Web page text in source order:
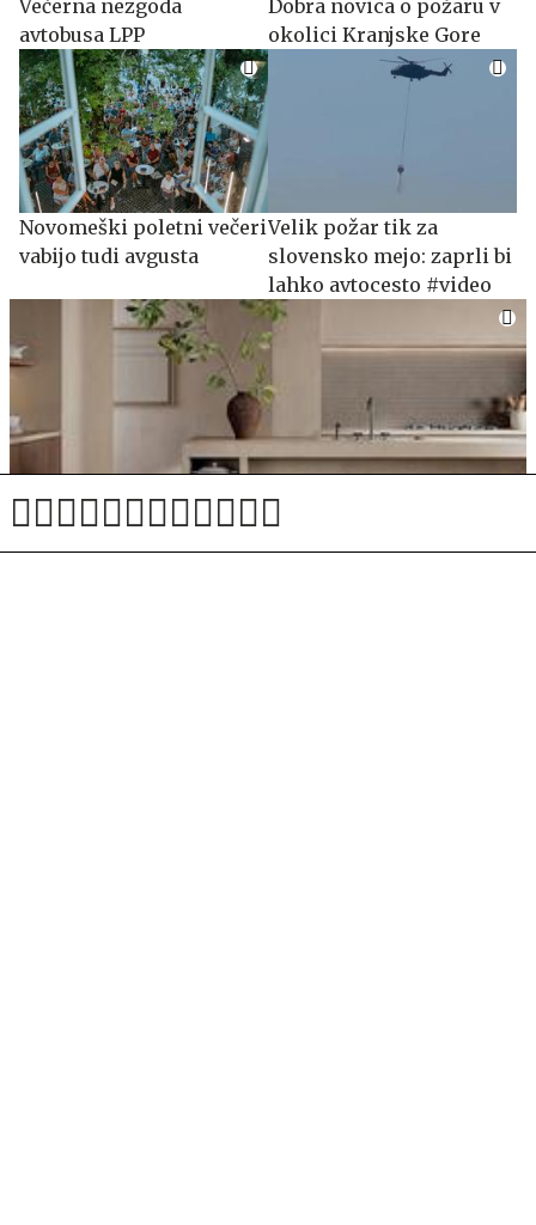
Večerna nezgoda
avtobusa LPP
Dobra novica o požaru v
okolici Kranjske Gore
Novomeški poletni večeri
vabijo tudi avgusta
Velik požar tik za
slovensko mejo: zaprli bi
lahko avtocesto #video